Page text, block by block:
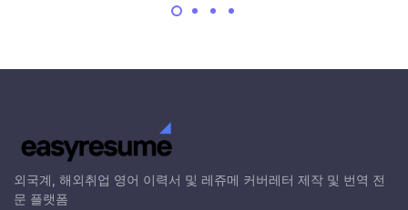
외국계, 해외취업 영어 이력서 및 레쥬메 커버레터 제작 및 번역 전
문 플랫폼